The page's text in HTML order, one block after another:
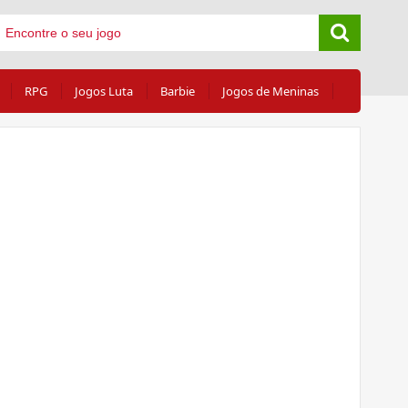
RPG Jogos Luta Barbie Jogos de Meninas